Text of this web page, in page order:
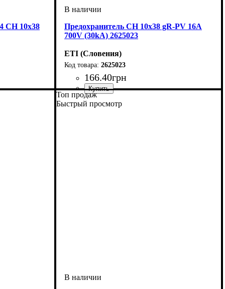
CH 10x38
Предохранитель CH 10x38 gR-PV 16A
700V (30kA) 2625023
ETI (Словения)
2625023
166.40грн
Устройство
Номинальный ток, А
U номинальное, В
Откл. способность, kA
Характеристика
Габарит: 10x38
Подключение
Серия: CH DC
Топ продаж
Быстрый просмотр